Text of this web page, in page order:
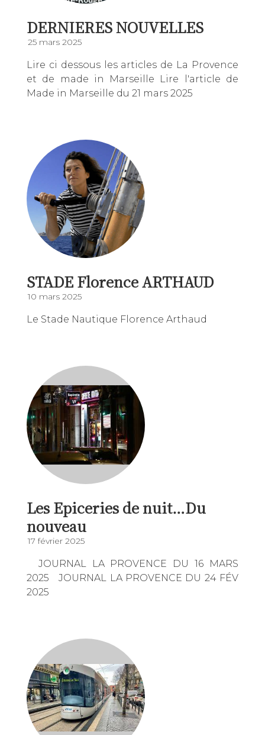
DERNIERES NOUVELLES
25 mars 2025
Lire ci dessous les articles de La Provence
et de made in Marseille Lire l'article de
Made in Marseille du 21 mars 2025
STADE Florence ARTHAUD
10 mars 2025
Le Stade Nautique Florence Arthaud
Les Epiceries de nuit…Du
nouveau
17 février 2025
JOURNAL LA PROVENCE DU 16 MARS
2025 JOURNAL LA PROVENCE DU 24 FÉV
2025